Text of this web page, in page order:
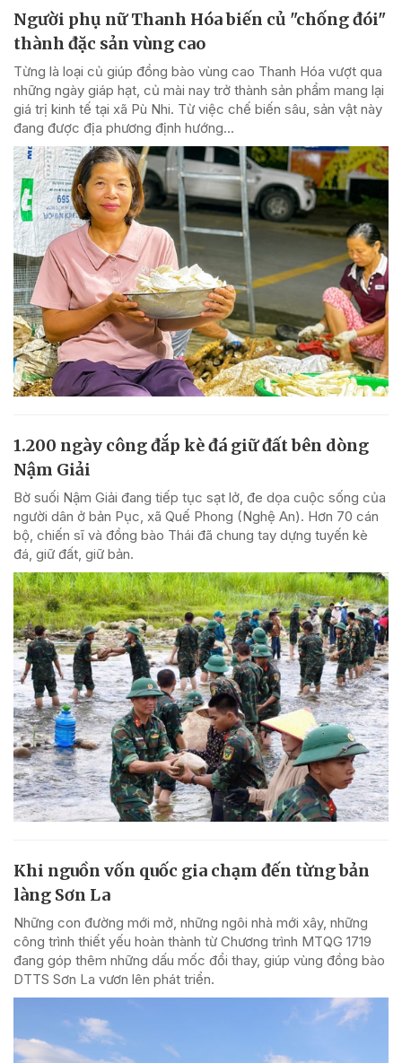
Người phụ nữ Thanh Hóa biến củ "chống đói"
thành đặc sản vùng cao
Từng là loại củ giúp đồng bào vùng cao Thanh Hóa vượt qua
những ngày giáp hạt, củ mài nay trở thành sản phẩm mang lại
giá trị kinh tế tại xã Pù Nhi. Từ việc chế biến sâu, sản vật này
đang được địa phương định hướng...
1.200 ngày công đắp kè đá giữ đất bên dòng
Nậm Giải
Bờ suối Nậm Giải đang tiếp tục sạt lở, đe dọa cuộc sống của
người dân ở bản Pục, xã Quế Phong (Nghệ An). Hơn 70 cán
bộ, chiến sĩ và đồng bào Thái đã chung tay dựng tuyến kè
đá, giữ đất, giữ bản.
Khi nguồn vốn quốc gia chạm đến từng bản
làng Sơn La
Những con đường mới mở, những ngôi nhà mới xây, những
công trình thiết yếu hoàn thành từ Chương trình MTQG 1719
đang góp thêm những dấu mốc đổi thay, giúp vùng đồng bào
DTTS Sơn La vươn lên phát triển.